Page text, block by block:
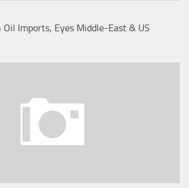
Oil Imports, Eyes Middle-East & US